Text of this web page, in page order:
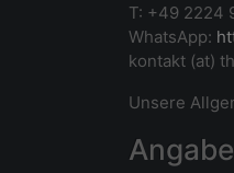
T: +49 2224
WhatsApp:
kontakt (at)
Unsere